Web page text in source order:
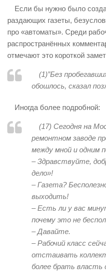
Если бы нужно было
раздающих газеты,
про «автоматы». Среди
распространённых
отмечают это короткой
(1)”Без
обошлось, сказал
Иногда более подробной:
(17) Сегодня на
ремонтном заводе
между мной и одним
– Здравствуйте,
дело»!
– Газета?
выходить!
– Есть ли у вас
почему это не
– Давайте.
– Рабочий класс
отстаивать
более брать власть